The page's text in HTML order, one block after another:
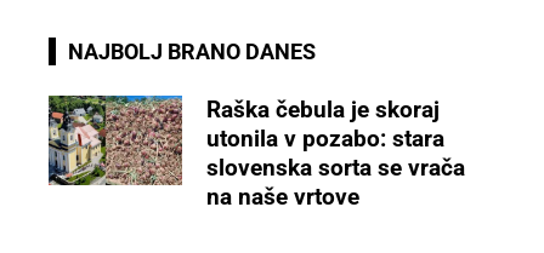
NAJBOLJ BRANO DANES
Raška čebula je skoraj
utonila v pozabo: stara
slovenska sorta se vrača
na naše vrtove